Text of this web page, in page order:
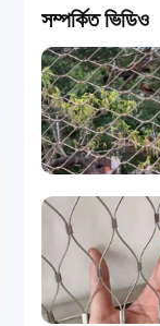
সম্পর্কিত ভিডিও